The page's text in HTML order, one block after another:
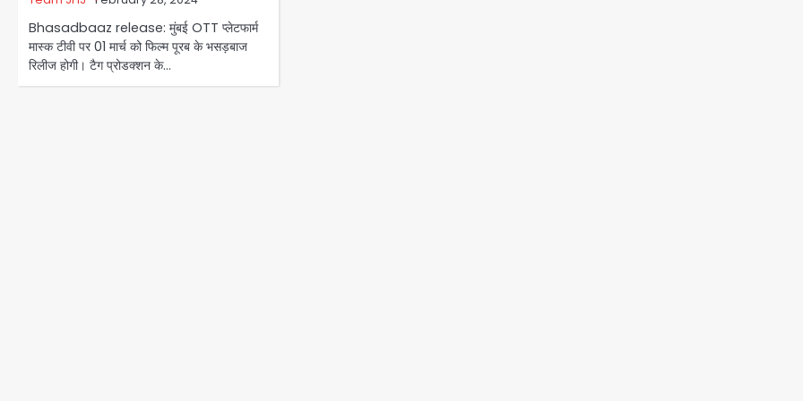
Bhasadbaaz release: मुंबई OTT प्लेटफार्म
मास्क टीवी पर 01 मार्च को फिल्म पूरब के भसड़बाज
रिलीज होगी। टैग प्रोडक्शन के…